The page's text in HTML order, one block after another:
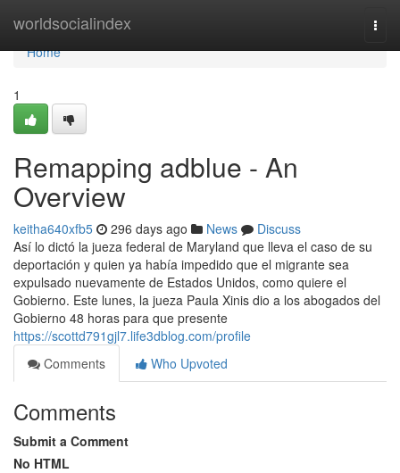
worldsocialindex
Home
Home
1
Remapping adblue - An
Overview
keitha640xfb5 296 days ago News
Discuss
Así lo dictó la jueza federal de Maryland que lleva el caso de su
deportación y quien ya había impedido que el migrante sea
expulsado nuevamente de Estados Unidos, como quiere el
Gobierno. Este lunes, la jueza Paula Xinis dio a los abogados del
Gobierno 48 horas para que presente
https://scottd791gjl7.life3dblog.com/profile
Comments
Who Upvoted
Comments
Submit a Comment
No HTML